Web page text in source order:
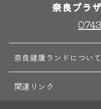
奈良プラ
奈良健康ランドについて
関連リンク